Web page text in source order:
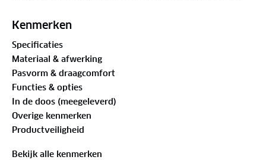
optimale combinatie van functionaliteit en comfort.
Kenmerken
Specificaties
Materiaal & afwerking
Pasvorm & draagcomfort
Functies & opties
In de doos (meegeleverd)
Overige kenmerken
Productveiligheid
Bekijk alle kenmerken